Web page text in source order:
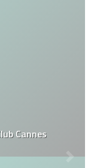
Cannes